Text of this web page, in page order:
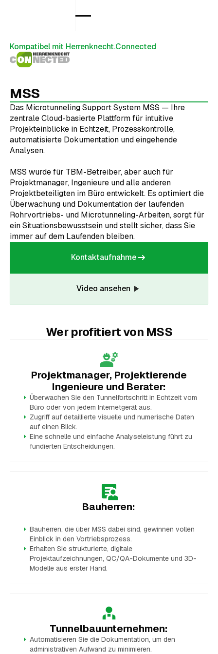
Kompatibel mit Herrenknecht.Connected
MSS
Das Microtunneling Support System MSS — Ihre
zentrale Cloud-basierte Plattform für intuitive
Projekteinblicke in Echtzeit, Prozesskontrolle,
automatisierte Dokumentation und eingehende
Analysen.
MSS wurde für TBM-Betreiber, aber auch für
Projektmanager, Ingenieure und alle anderen
Projektbeteiligten im Büro entwickelt. Es optimiert die
Überwachung und Dokumentation der laufenden
Rohrvortriebs- und Microtunneling-Arbeiten, sorgt für
ein Situationsbewusstsein und stellt sicher, dass Sie
immer auf dem Laufenden bleiben.
Kontaktaufnahme
Video ansehen
Wer profitiert von MSS
Projektmanager, Projektierende
Ingenieure und Berater:
Überwachen Sie den Tunnelfortschritt in Echtzeit vom
Büro oder von jedem Internetgerät aus.
Zugriff auf detaillierte visuelle und numerische Daten
auf einen Blick.
Eine schnelle und einfache Analyseleistung führt zu
fundierten Entscheidungen.
Bauherren:
Bauherren, die über MSS dabei sind, gewinnen vollen
Einblick in den Vortriebsprozess.
Erhalten Sie strukturierte, digitale
Projektaufzeichnungen, QC/QA-Dokumente und 3D-
Modelle aus erster Hand.
Tunnelbauunternehmen:
Automatisieren Sie die Dokumentation, um den
administrativen Aufwand zu minimieren.